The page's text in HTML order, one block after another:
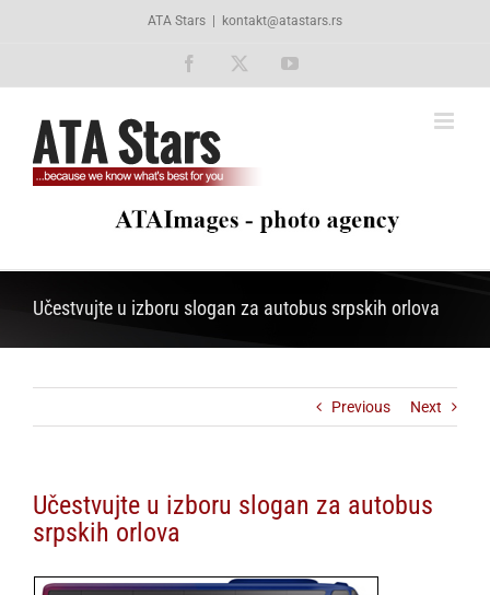
ATA Stars kontakt@atastars.rs
Facebook YouTube
Učestvujte u izboru slogan za autobus srpskih orlova
Previous Next
Učestvujte u izboru slogan za autobus
srpskih orlova